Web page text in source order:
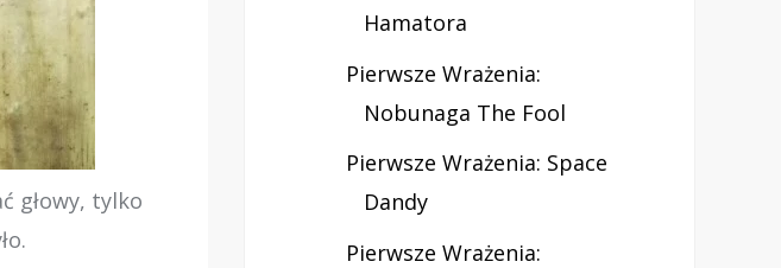
głowy, tylko
Hamatora
Pierwsze Wrażenia:
Nobunaga The Fool
Pierwsze Wrażenia: Space
Dandy
Pierwsze Wrażenia: